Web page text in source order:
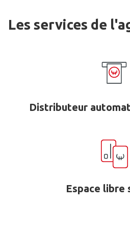
Les services de
Distributeur
Espace libre